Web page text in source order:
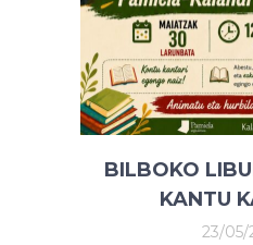
BILBOKO
KANTU
23/05/